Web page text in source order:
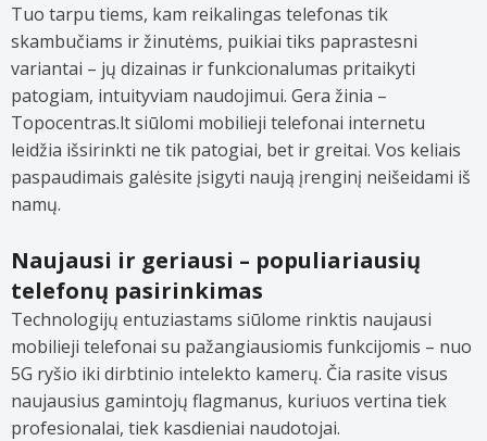
Tuo tarpu tiems, kam reikalingas telefonas tik
skambučiams ir žinutėms, puikiai tiks paprastesni
variantai – jų dizainas ir funkcionalumas pritaikyti
patogiam, intuityviam naudojimui. Gera žinia –
Topocentras.lt siūlomi mobilieji telefonai internetu
leidžia išsirinkti ne tik patogiai, bet ir greitai. Vos keliais
paspaudimais galėsite įsigyti naują įrenginį neišeidami iš
namų.
Naujausi ir geriausi – populiariausių
telefonų pasirinkimas
Technologijų entuziastams siūlome rinktis naujausi
mobilieji telefonai su pažangiausiomis funkcijomis – nuo
5G ryšio iki dirbtinio intelekto kamerų. Čia rasite visus
naujausius gamintojų flagmanus, kuriuos vertina tiek
profesionalai, tiek kasdieniai naudotojai.